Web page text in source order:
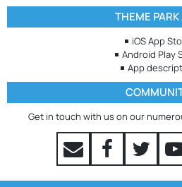
THEME PARK
iOS App
Android Play
App
Get in touch with us on our